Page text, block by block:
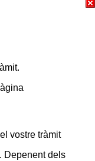
vostre tràmit
Depenent dels